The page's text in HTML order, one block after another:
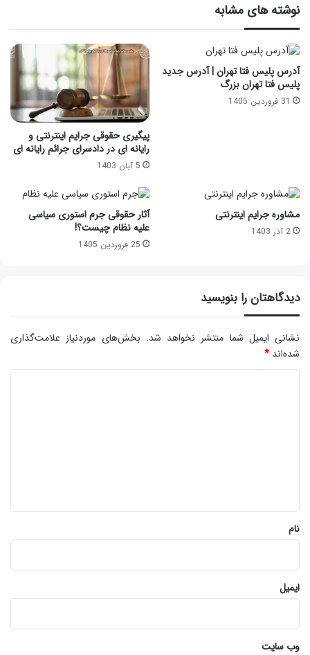
نوشته های مشابه
آدرس پلیس فتا تهران | آدرس جدید
پلیس فتا تهران بزرگ
31 فروردین 1405
پیگیری حقوقی جرایم اینترنتی و
رایانه ای در دادسرای جرائم رایانه ای
5 آبان 1403
مشاوره جرایم اینترنتی
2 آذر 1403
آثار حقوقی جرم استوری سیاسی
علیه نظام چیست؟!
25 فروردین 1405
دیدگاهتان را بنویسید
نشانی ایمیل شما منتشر نخواهد شد. بخش‌های موردنیاز علامت‌گذاری
شده‌اند *
نام
ایمیل
وب‌ سایت